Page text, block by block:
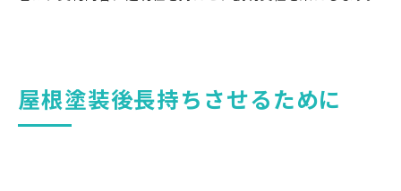
屋根塗装後長持ちさせるために